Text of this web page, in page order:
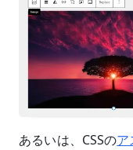
あるいは、CSSのア